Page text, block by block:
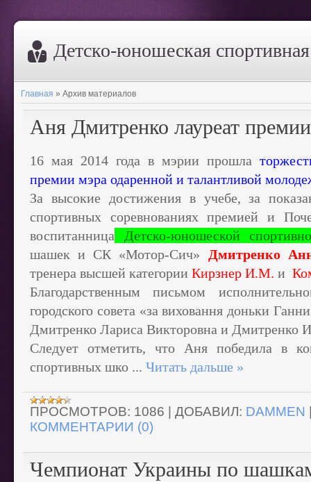
Дeтско-юношеская
Главная » Архив материалов
Аня Дмитренко лауреат
16 мая 2014 года в мэрии прошла
премии мэра одаренной и талантливой
За высокие достижения в учебе, за
спортивных соревнованиях премией и
воспитанница Детско-юношеской
шашек и СК «Мотор-Сич»
Дмитренко
тренера высшей категории Кирзнер И.М. и
Благодарственным письмом
городского совета «за виховання доньки
Дмитренко Лариса Викторовна и Дмитренко
Следует отметить, что Аня победила в
спортивных шко ... Читать дальше »
ПРОСМОТРОВ: 1086 ДОБАВИЛ: DAMMEN
КОММЕНТАРИИ (0)
Чемпионат Украины по